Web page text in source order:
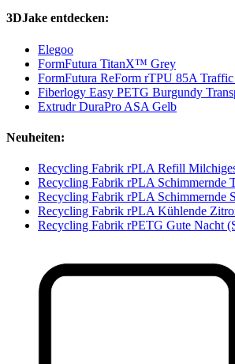
3DJake entdecken:
Elegoo
FormFutura TitanX™ Grey
FormFutura ReForm rTPU 85A
Fiberlogy Easy PETG Burgundy
Extrudr DuraPro ASA Gelb
Neuheiten:
Recycling Fabrik rPLA Refill
Recycling Fabrik rPLA Schimmernde
Recycling Fabrik rPLA Schimmernde
Recycling Fabrik rPLA Kühlende
Recycling Fabrik rPETG Gute Nacht